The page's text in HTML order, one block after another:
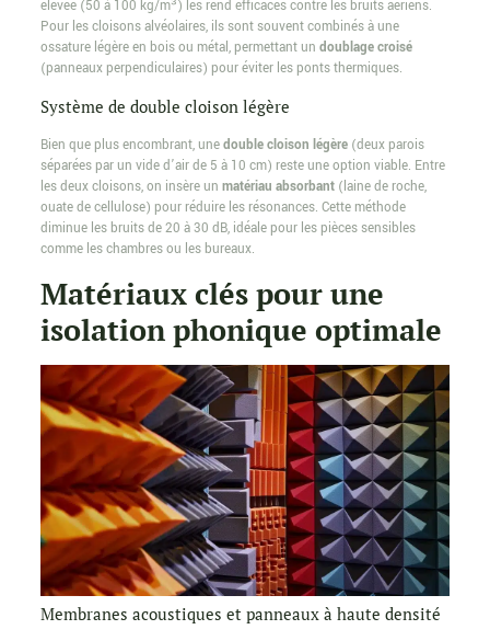
élevée (50 à 100 kg/m³) les rend efficaces contre les bruits aériens.
Pour les cloisons alvéolaires, ils sont souvent combinés à une
ossature légère en bois ou métal, permettant un doublage croisé
(panneaux perpendiculaires) pour éviter les ponts thermiques.
Système de double cloison légère
Bien que plus encombrant, unedouble cloison légère(deux parois
séparées par un vide d’air de 5 à 10 cm) reste une option viable. Entre
les deux cloisons, on insère un matériau absorbant(laine de roche,
ouate de cellulose) pour réduire les résonances. Cette méthode
diminue les bruits de 20 à 30 dB, idéale pour les pièces sensibles
comme les chambres ou les bureaux.
Matériaux clés pour une
isolation phonique optimale
Membranes acoustiques et panneaux à haute densité